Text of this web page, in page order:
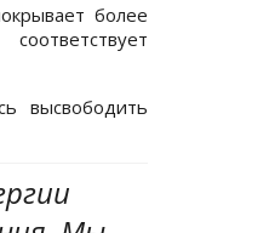
более
высвободить